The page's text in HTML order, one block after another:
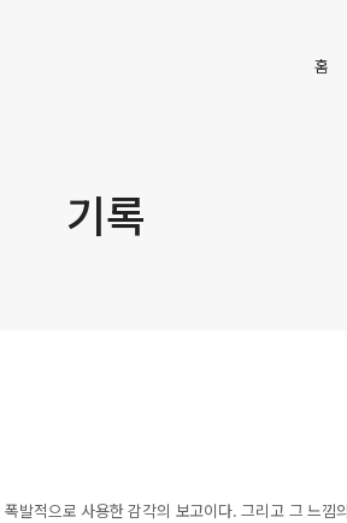
홈
기록
발적으로 사용한 감각의 보고이다. 그리고 그 느낌의